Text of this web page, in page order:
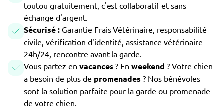
toutou gratuitement, c'est collaboratif et sans
échange d'argent.
Sécurisé : Garantie Frais Vétérinaire, responsabilité
civile, vérification d'identité, assistance vétérinaire
24h/24, rencontre avant la garde.
Vous partez en vacances ? En weekend ? Votre chien
a besoin de plus de promenades ? Nos bénévoles
sont la solution parfaite pour la garde ou promenade
de votre chien.